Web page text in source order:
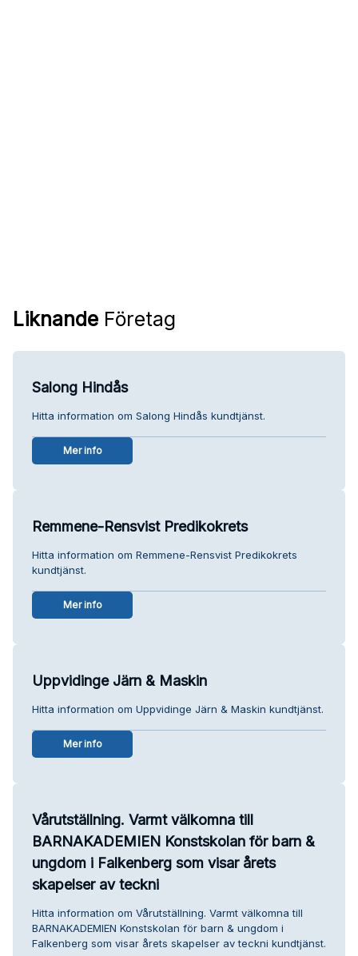
Liknande Företag
Salong Hindås
Hitta information om Salong Hindås kundtjänst.
Mer info
Remmene-Rensvist Predikokrets
Hitta information om Remmene-Rensvist Predikokrets
kundtjänst.
Mer info
Uppvidinge Järn & Maskin
Hitta information om Uppvidinge Järn & Maskin kundtjänst.
Mer info
Vårutställning. Varmt välkomna till
BARNAKADEMIEN Konstskolan för barn &
ungdom i Falkenberg som visar årets
skapelser av teckni
Hitta information om Vårutställning. Varmt välkomna till
BARNAKADEMIEN Konstskolan för barn & ungdom i
Falkenberg som visar årets skapelser av teckni kundtjänst.